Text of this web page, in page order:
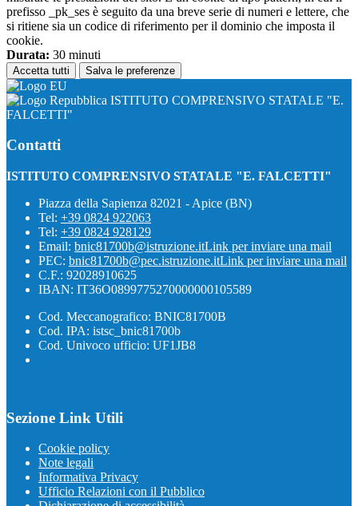
prefisso _pk_ses è seguito da una breve serie di numeri e lettere, che
si ritiene sia un codice di riferimento per il dominio che imposta il
cookie.
Durata: 30 minuti
Accetta tutti Salva le preferenze
ISTITUTO COMPRENSIVO STATALE "E.
FALCETTI"
Contatti
ISTITUTO COMPRENSIVO STATALE "E. FALCETTI"
Piazza della Sapienza 82021 - Apice (BN)
Tel: +39 0824 922063
Tel: +39 0824 928129
Email: bnic81700b@istruzione.itLink per inviare una mail
PEC: bnic81700b@pec.istruzione.itLink per inviare una mail
C.F.: 92028910625
IBAN: IT36O0899775270000000105589
Cod. Meccanografico: BNIC81700B
Cod. IPA: istsc_bnic81700b
Cod. Univoco ufficio: UF1JB8
Sezione Link Utili
Cookie policy
Note legali
Informativa Privacy
Ufficio Relazioni con il Pubblico